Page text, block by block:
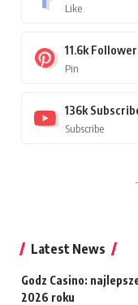
Like
11.6k
Pin
136k
Subscribe
Latest News
Godz Casino:
2026 roku